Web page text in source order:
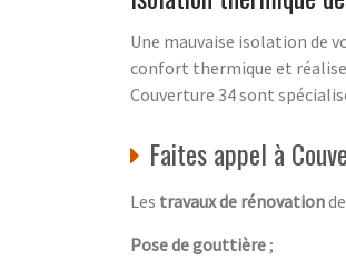
Une mauvaise isolation de
confort thermique et
Couverture 34 sont
Faites appel à
Les travaux de rénovation
Pose de gouttière ;